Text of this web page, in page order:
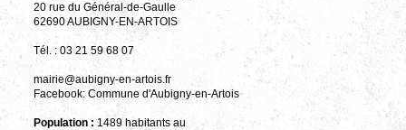
20 rue du Général-de-Gaulle
62690 AUBIGNY-EN-ARTOIS
Tél. : 03 21 59 68 07
mairie@aubigny-en-artois.fr
Facebook: Commune d'Aubigny-en-Artois
Population : 1489 habitants au